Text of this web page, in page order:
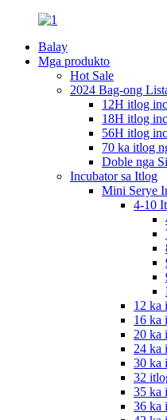
Balay
Mga produkto
Hot Sale
2024 Bag-ong
12H itlog
18H itlog
56H itlog
70 ka itlog
Doble nga
Incubator sa Itlog
Mini Serye
4-10
12 ka
16 ka
20 ka
24 ka
30 ka
32
35 ka
36 ka